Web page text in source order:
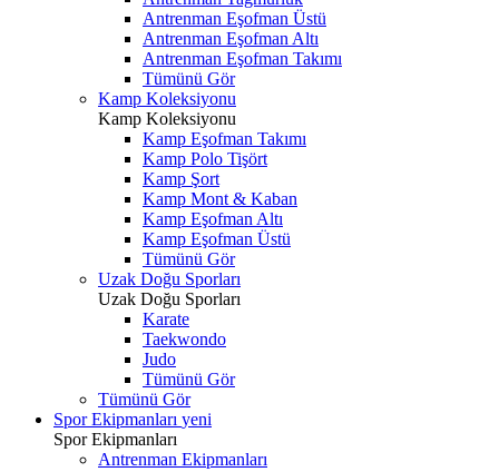
Antrenman Eşofman Üstü
Antrenman Eşofman Altı
Antrenman Eşofman Takımı
Tümünü Gör
Kamp Koleksiyonu
Kamp Koleksiyonu
Kamp Eşofman Takımı
Kamp Polo Tişört
Kamp Şort
Kamp Mont & Kaban
Kamp Eşofman Altı
Kamp Eşofman Üstü
Tümünü Gör
Uzak Doğu Sporları
Uzak Doğu Sporları
Karate
Taekwondo
Judo
Tümünü Gör
Tümünü Gör
Spor Ekipmanları yeni
Spor Ekipmanları
Antrenman Ekipmanları